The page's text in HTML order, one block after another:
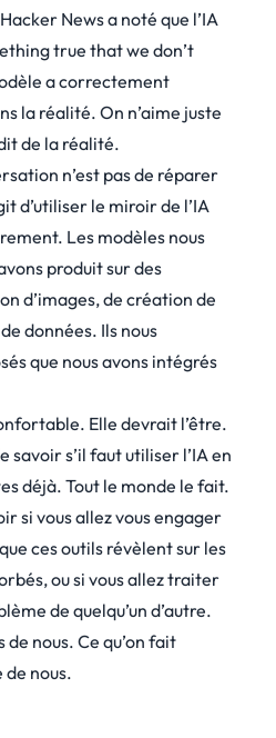
News a noté que l’IA
true that we don’t
a correctement
la réalité. On n’aime juste
de la réalité.
n’est pas de réparer
d’utiliser le miroir de l’IA
Les modèles nous
produit sur des
d’images, de création de
données. Ils nous
que nous avons intégrés
Elle devrait l’être.
savoir s’il faut utiliser l’IA en
déjà. Tout le monde le fait.
si vous allez vous engager
ces outils révèlent sur les
ou si vous allez traiter
de quelqu’un d’autre.
nous. Ce qu’on fait
nous.